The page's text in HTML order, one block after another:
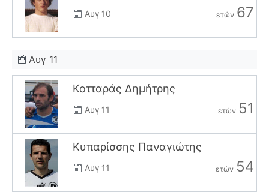
Αυγ 10 ετών 67
Αυγ 11
Κοτταράς Δημήτρης
Αυγ 11 ετών 51
Κυπαρίσσης Παναγιώτης
Αυγ 11 ετών 54